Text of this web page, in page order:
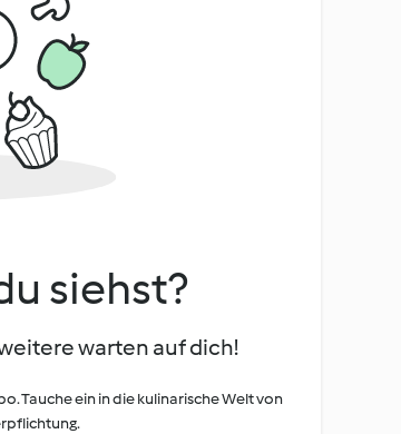
siehst?
warten auf dich!
Tauche ein in die kulinarische Welt von